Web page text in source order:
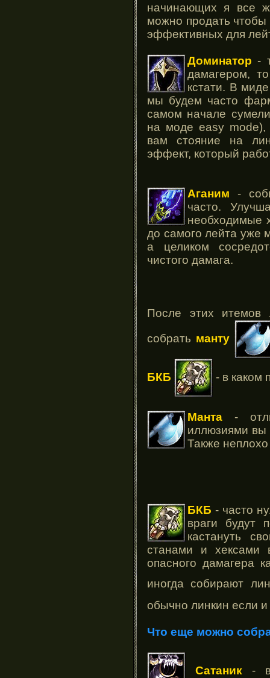
начинающих я все
можно продать чтобы
эффективных для
Доминатор -
дамагером,
кстати. В
мы будем часто
самом начале
на моде easy mode),
вам стояние на
эффект, который
Аганим -
часто.
необходимые
до самого лейта уже
а целиком
чистого дамага.
После этих итемов
собрать манту
БКБ - в каком
Манта -
иллюзиями вы
Также
БКБ - часто
враги будут
кастануть
станами и хексами
опасного дамагера
иногда собирают
обычно линкин если
Что еще можно
Сатаник - в